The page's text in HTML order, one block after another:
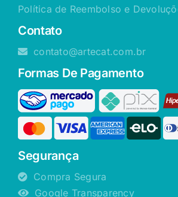
Política de Reembolso e
Contato
contato@artecat.com.br
Formas De Pagamento
Segurança
Compra Segura
Google Transparency